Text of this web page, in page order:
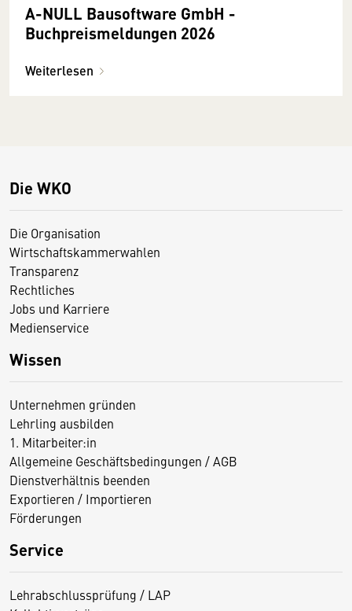
A-NULL Bausoftware GmbH -
Buchpreismeldungen 2026
Weiterlesen
Die WKO
Die Organisation
Wirtschaftskammerwahlen
Transparenz
Rechtliches
Jobs und Karriere
Medienservice
Wissen
Unternehmen gründen
Lehrling ausbilden
1. Mitarbeiter:in
Allgemeine Geschäftsbedingungen / AGB
Dienstverhältnis beenden
Exportieren / Importieren
Förderungen
Service
Lehrabschlussprüfung / LAP